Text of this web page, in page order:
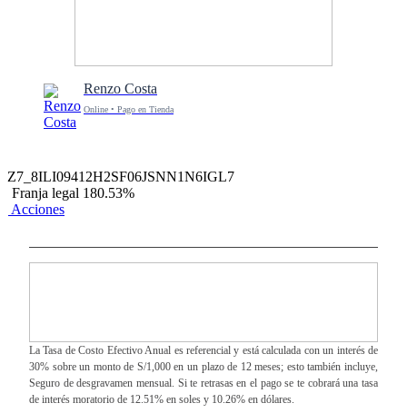
Renzo Costa
Online • Pago en Tienda
Z7_8ILI09412H2SF06JSNN1N6IGL7
Franja legal 180.53%
Acciones
La Tasa de Costo Efectivo Anual es referencial y está calculada con un interés de
30% sobre un monto de S/1,000 en un plazo de 12 meses; esto también incluye,
Seguro de desgravamen mensual. Si te retrasas en el pago se te cobrará una tasa
de interés moratorio de 12.51% en soles y 10.26% en dólares.